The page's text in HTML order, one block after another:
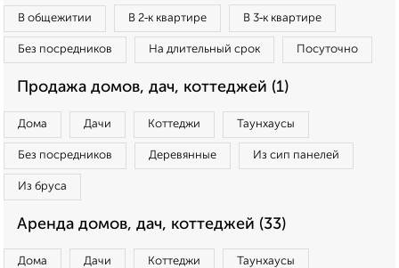
В общежитии В 2‑к квартире В 3‑к квартире
Без посредников На длительный срок Посуточно
Продажа домов, дач, коттеджей (1)
Дома Дачи Коттеджи Таунхаусы
Без посредников Деревянные Из сип панелей
Из бруса
Аренда домов, дач, коттеджей (33)
Дома Дачи Коттеджи Таунхаусы